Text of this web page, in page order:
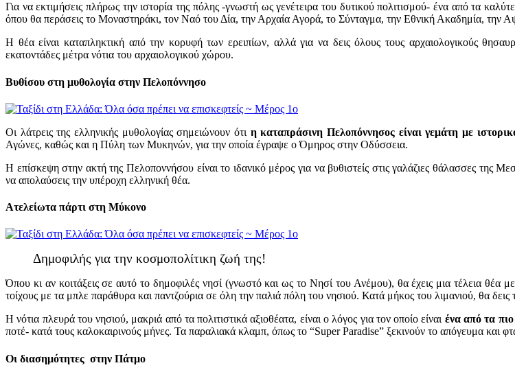
Για να εκτιμήσεις πλήρως την ιστορία της πόλης -γνωστή ως γενέτειρα του δυτικού πολιτισμού- ένα από τα
όπου θα περάσεις το Μοναστηράκι, τον Ναό του Δία, την Αρχαία Αγορά, το Σύνταγμα, την Εθνική Ακαδημία, την
Η θέα είναι καταπληκτική από την κορυφή των ερειπίων, αλλά για να δεις όλους τους αρχαιολογικούς
εκατοντάδες μέτρα νότια του αρχαιολογικού χώρου.
Βυθίσου στη μυθολογία στην Πελοπόννησο
Οι λάτρεις της ελληνικής μυθολογίας σημειώνουν ότι η καταπράσινη Πελοπόννησος είναι γεμάτη με
Αγώνες, καθώς και η Πύλη των Μυκηνών, για την οποία έγραψε ο Όμηρος στην Οδύσσεια.
Η επίσκεψη στην ακτή της Πελοποννήσου είναι το ιδανικό μέρος για να βυθιστείς στις γαλάζιες θάλασσες της
να απολαύσεις την υπέροχη ελληνική θέα.
Ατελείωτα πάρτι στη Μύκονο
Δημοφιλής για την κοσμοπολίτικη ζωή της!
Όπου κι αν κοιτάξεις σε αυτό το δημοφιλές νησί (γνωστό και ως το Νησί του Ανέμου), θα έχεις μια τέλεια
τοίχους με τα μπλε παράθυρα και παντζούρια σε όλη την παλιά πόλη του νησιού. Κατά μήκος του λιμανιού, θα
Η νότια πλευρά του νησιού, μακριά από τα πολιτιστικά αξιοθέατα, είναι ο λόγος για τον οποίο είναι ένα από τα
ποτέ- κατά τους καλοκαιρινούς μήνες. Τα παραλιακά κλαμπ, όπως το “Super Paradise” ξεκινούν το απόγευμα και
Οι διασημότητες στην Πάτμο